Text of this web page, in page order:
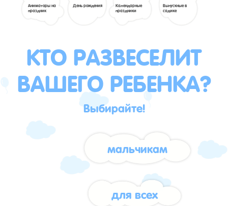
Аниматоры на
праздник
День рождения Календарные
праздники
Выпускные в
садике
КТО РАЗВЕСЕЛИТ
ВАШЕГО РЕБЕНКА?
Выбирайте!
мальчикам
для всех